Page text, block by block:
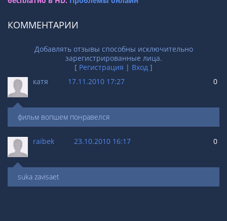
КОММЕНТАРИИ
Добавлять отзывы способны исключительно
зарегистрированные лица.
[ Регистрация | Вход ]
0
катя 17.11.2010 17:27
фильм вопшем понравелся
0
raibek 23.10.2010 16:17
suka zavisaet